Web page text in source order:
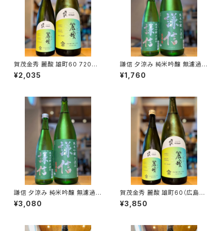
賀茂金秀 麗酸 雄町60 720ml
１本（金光酒造・広島県東広島市
黒瀬町）
¥2,035
謙信 夕涼み 純米吟醸 無濾過生
720ml１本（池田屋酒造・新潟
県糸魚川市新鉄）
¥1,760
謙信 夕涼み 純米吟醸 無濾過生
1800ml１本（池田屋酒造・新潟
県糸魚川市新鉄）
¥3,080
賀茂金秀 麗酸 雄町60（広島限
定）1800ml１本（金光酒造・広
島県東広島市黒瀬町）
¥3,850